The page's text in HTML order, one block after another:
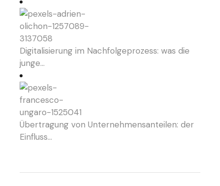
Digitalisierung im Nachfolgeprozess: was die
junge…
Übertragung von Unternehmensanteilen: der
Einfluss…